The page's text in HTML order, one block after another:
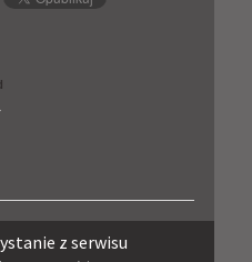
z serwisu